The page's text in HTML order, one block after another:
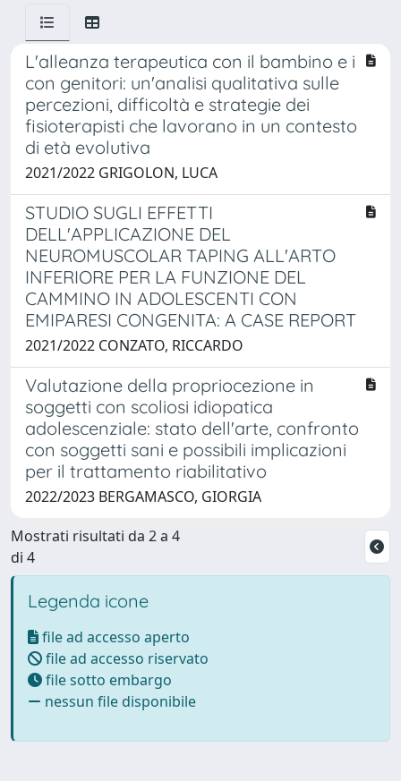
L'alleanza terapeutica con il bambino e i
con genitori: un'analisi qualitativa sulle
percezioni, difficoltà e strategie dei
fisioterapisti che lavorano in un contesto
di età evolutiva
2021/2022 GRIGOLON, LUCA
STUDIO SUGLI EFFETTI
DELL'APPLICAZIONE DEL
NEUROMUSCOLAR TAPING ALL'ARTO
INFERIORE PER LA FUNZIONE DEL
CAMMINO IN ADOLESCENTI CON
EMIPARESI CONGENITA: A CASE REPORT
2021/2022 CONZATO, RICCARDO
Valutazione della propriocezione in
soggetti con scoliosi idiopatica
adolescenziale: stato dell'arte, confronto
con soggetti sani e possibili implicazioni
per il trattamento riabilitativo
2022/2023 BERGAMASCO, GIORGIA
Mostrati risultati da 2 a 4
di 4
Legenda icone
file ad accesso aperto
file ad accesso riservato
file sotto embargo
nessun file disponibile